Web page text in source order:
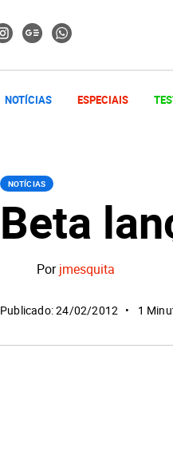
NOTÍCIAS ESPECIAIS
NOTÍCIAS
Beta
Porjmesquita
Publicado: 24/02/2012 1